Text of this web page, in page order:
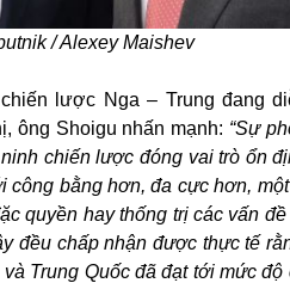
/ Alexey Maishev
lược Nga – Trung đang
ông Shoigu nhấn mạnh: “Sự
chiến lược đóng vai trò ổn
công bằng hơn, đa cực hơn,
quyền hay thống trị các vấn
đều chấp nhận được thực tế
Trung Quốc đã đạt tới mức